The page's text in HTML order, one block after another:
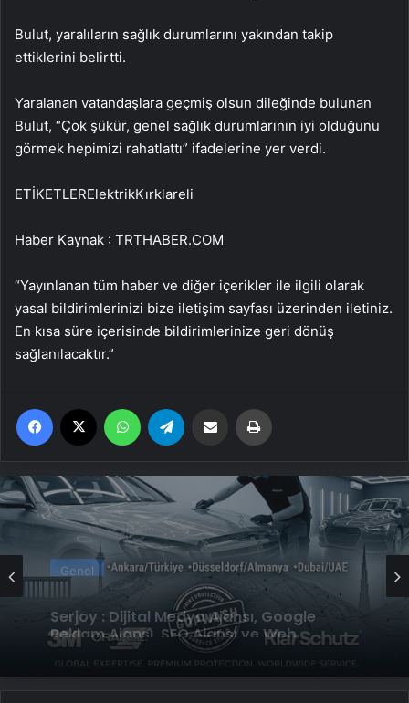
Bulut, yaralıların sağlık durumlarını yakından takip
ettiklerini belirtti.
Yaralanan vatandaşlara geçmiş olsun dileğinde bulunan
Bulut, “Çok şükür, genel sağlık durumlarının iyi olduğunu
görmek hepimizi rahatlattı” ifadelerine yer verdi.
ETİKETLERElektrikKırklareli
Haber Kaynak : TRTHABER.COM
“Yayınlanan tüm haber ve diğer içerikler ile ilgili olarak
yasal bildirimlerinizi bize iletişim sayfası üzerinden iletiniz.
En kısa süre içerisinde bildirimlerinize geri dönüş
sağlanılacaktır.”
Facebook WhatsApp Email'den paylaş
Genel
Genel
UETDS Nedir ? Uetds.com İle Akıllı Dijital
Taşımacılık Yazılımı